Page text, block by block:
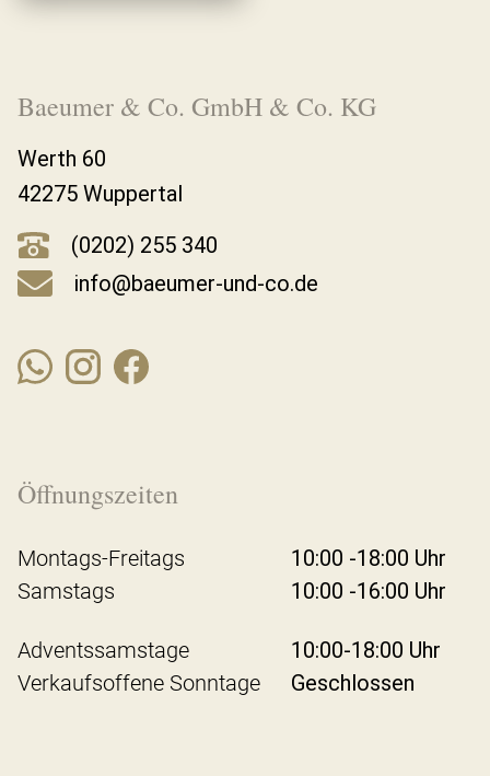
Baeumer & Co. GmbH & Co. KG
Werth 60
42275 Wuppertal
(0202) 255 340
info@baeumer-und-co.de
Öffnungszeiten
Montags-Freitags
10:00 -18:00 Uhr
Samstags
10:00 -16:00 Uhr
Adventssamstage
10:00-18:00 Uhr
Verkaufsoffene Sonntage
Geschlossen